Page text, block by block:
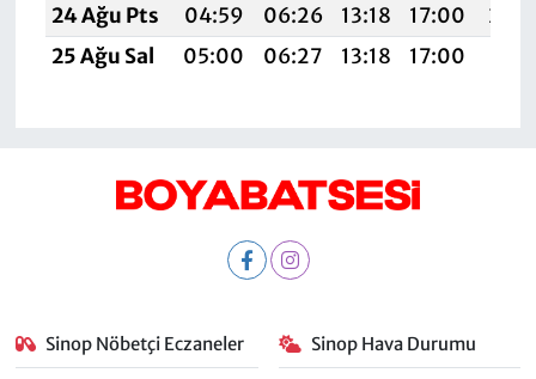
24 Ağu Pts
04:59 06:26 13:18 17:00
25 Ağu Sal
05:00 06:27 13:18 17:00
Sinop Nöbetçi Eczaneler Sinop Hava Durumu